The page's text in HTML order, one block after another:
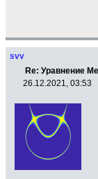
svv
Re: Уравнение
26.12.2021, 03:53